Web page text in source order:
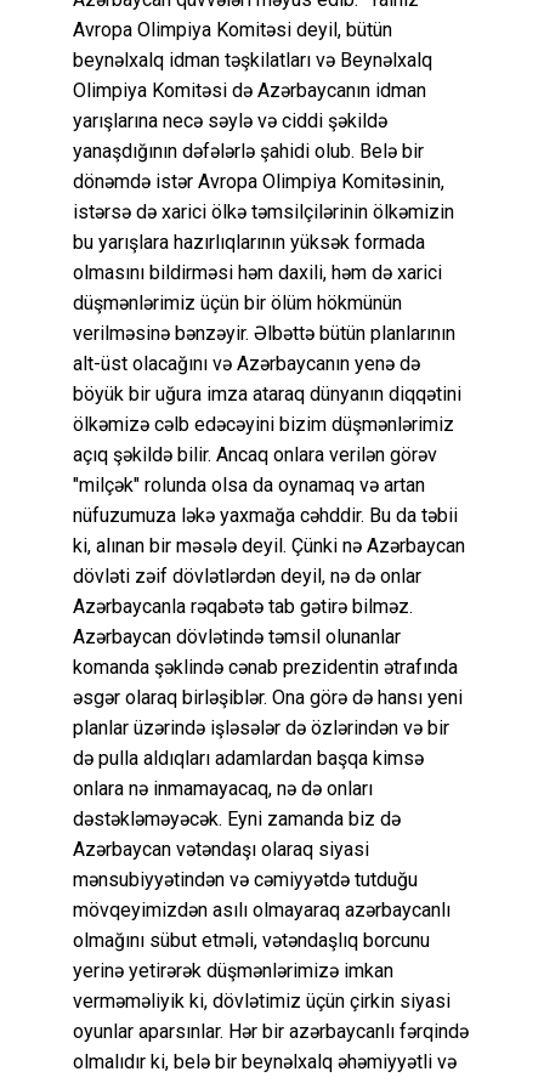
Avropa Olimpiya Komitəsi deyil, bütün
beynəlxalq idman təşkilatları və Beynəlxalq
Olimpiya Komitəsi də Azərbaycanın idman
yarışlarına necə səylə və ciddi şəkildə
yanaşdığının dəfələrlə şahidi olub. Belə bir
dönəmdə istər Avropa Olimpiya Komitəsinin,
istərsə də xarici ölkə təmsilçilərinin ölkəmizin
bu yarışlara hazırlıqlarının yüksək formada
olmasını bildirməsi həm daxili, həm də xarici
düşmənlərimiz üçün bir ölüm hökmünün
verilməsinə bənzəyir. Əlbəttə bütün planlarının
alt-üst olacağını və Azərbaycanın yenə də
böyük bir uğura imza ataraq dünyanın diqqətini
ölkəmizə cəlb edəcəyini bizim düşmənlərimiz
açıq şəkildə bilir. Ancaq onlara verilən görəv
"milçək" rolunda olsa da oynamaq və artan
nüfuzumuza ləkə yaxmağa cəhddir. Bu da təbii
ki, alınan bir məsələ deyil. Çünki nə Azərbaycan
dövləti zəif dövlətlərdən deyil, nə də onlar
Azərbaycanla rəqabətə tab gətirə bilməz.
Azərbaycan dövlətində təmsil olunanlar
komanda şəklində cənab prezidentin ətrafında
əsgər olaraq birləşiblər. Ona görə də hansı yeni
planlar üzərində işləsələr də özlərindən və bir
də pulla aldıqları adamlardan başqa kimsə
onlara nə inmamayacaq, nə də onları
dəstəkləməyəcək. Eyni zamanda biz də
Azərbaycan vətəndaşı olaraq siyasi
mənsubiyyətindən və cəmiyyətdə tutduğu
mövqeyimizdən asılı olmayaraq azərbaycanlı
olmağını sübut etməli, vətəndaşlıq borcunu
yerinə yetirərək düşmənlərimizə imkan
verməməliyik ki, dövlətimiz üçün çirkin siyasi
oyunlar aparsınlar. Hər bir azərbaycanlı fərqində
olmalıdır ki, belə bir beynəlxalq əhəmiyyətli və